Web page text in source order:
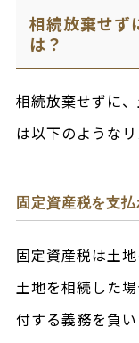
相続放棄せず
は？
相続放棄せずに
は以下のようなリ
固定資産税を支
固定資産税は土
土地を相続した
付する義務を負い